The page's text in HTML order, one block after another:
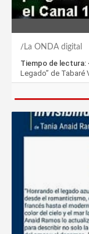
La ONDA digital
Tiempo de lectura:
Legado” de Tabaré